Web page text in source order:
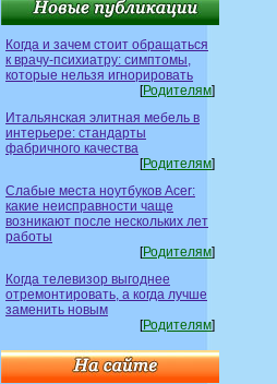
Когда и зачем стоит обращаться
к врачу-психиатру: симптомы,
которые нельзя игнорировать
[Родителям]
Итальянская элитная мебель в
интерьере: стандарты
фабричного качества
[Родителям]
Слабые места ноутбуков Acer:
какие неисправности чаще
возникают после нескольких лет
работы
[Родителям]
Когда телевизор выгоднее
отремонтировать, а когда лучше
заменить новым
[Родителям]